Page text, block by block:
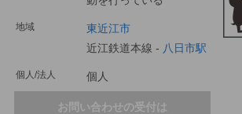
地域
東近江市
近江鉄道本線 - 八日市駅
個人/法人 個人
お問い合わせの受付は